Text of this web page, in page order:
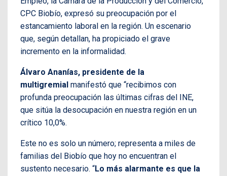
CPC Biobío, expresó su preocupación por el
estancamiento laboral en la región. Un escenario
que, según detallan, ha propiciado el grave
incremento en la informalidad.
Álvaro Ananías, presidente de la
multigremial manifestó que “recibimos con
profunda preocupación las últimas cifras del INE,
que sitúa la desocupación en nuestra región en un
crítico 10,0%.
Este no es solo un número; representa a miles de
familias del Biobío que hoy no encuentran el
sustento necesario. “Lo más alarmante es que la